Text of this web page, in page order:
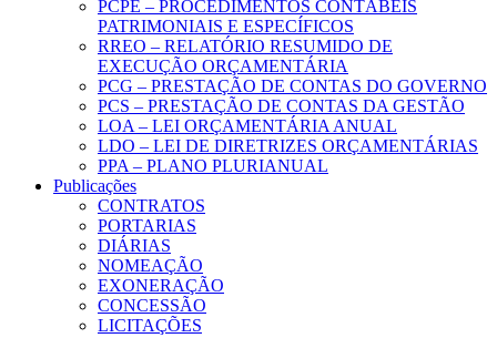
PCPE – PROCEDIMENTOS CONTÁBEIS
PATRIMONIAIS E ESPECÍFICOS
RREO – RELATÓRIO RESUMIDO DE
EXECUÇÃO ORÇAMENTÁRIA
PCG – PRESTAÇÃO DE CONTAS DO GOVERNO
PCS – PRESTAÇÃO DE CONTAS DA GESTÃO
LOA – LEI ORÇAMENTÁRIA ANUAL
LDO – LEI DE DIRETRIZES ORÇAMENTÁRIAS
PPA – PLANO PLURIANUAL
Publicações
CONTRATOS
PORTARIAS
DIÁRIAS
NOMEAÇÃO
EXONERAÇÃO
CONCESSÃO
LICITAÇÕES